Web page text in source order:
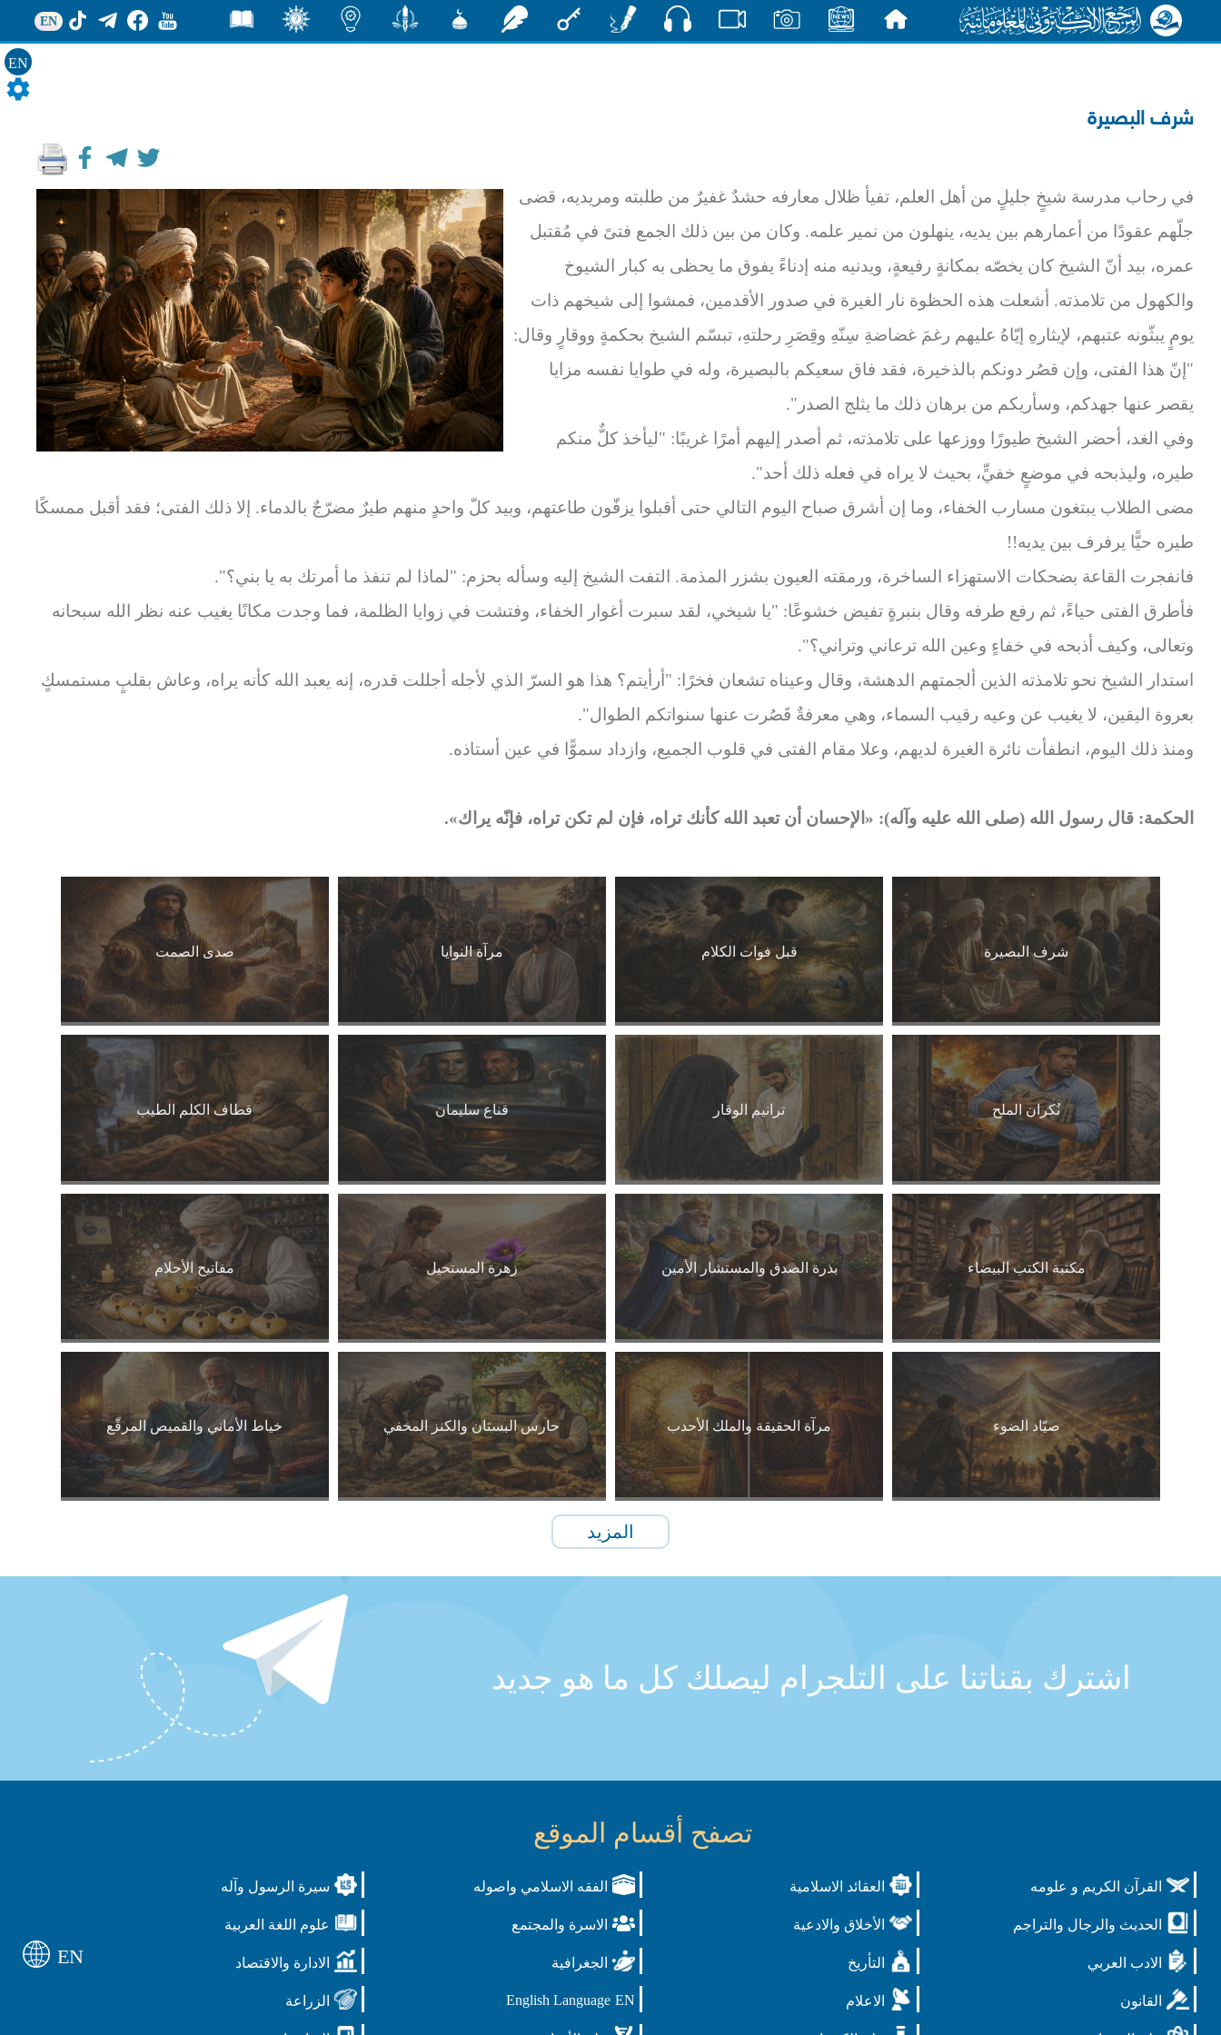
EN
EN
شرف البصيرة
في رحاب مدرسة شيخٍ جليلٍ من أهل العلم، تفيأ ظلال معارفه حشدٌ غفيرٌ من طلبته ومريديه، قضى
جلّهم عقودًا من أعمارهم بين يديه، ينهلون من نمير علمه. وكان من بين ذلك الجمع فتىً في مُقتبل
عمره، بيد أنّ الشيخ كان يخصّه بمكانةٍ رفيعةٍ، ويدنيه منه إدناءً يفوق ما يحظى به كبار الشيوخ
والكهول من تلامذته. أشعلت هذه الحظوة نار الغيرة في صدور الأقدمين، فمشوا إلى شيخهم ذات
يومٍ يبثّونه عتبهم، لإيثارهِ إيّاهُ عليهم رغمَ غضاضةِ سِنّهِ وقِصَرِ رحلتهِ، تبسّم الشيخ بحكمةٍ ووقارٍ وقال:
"إنّ هذا الفتى، وإن قصُر دونكم بالذخيرة، فقد فاق سعيكم بالبصيرة، وله في طوايا نفسه مزايا
يقصر عنها جهدكم، وسأريكم من برهان ذلك ما يثلج الصدر".
وفي الغد، أحضر الشيخ طيورًا ووزعها على تلامذته، ثم أصدر إليهم أمرًا غريبًا: "ليأخذ كلٌّ منكم
طيره، وليذبحه في موضعٍ خفيٍّ، بحيث لا يراه في فعله ذلك أحد".
مضى الطلاب يبتغون مسارب الخفاء، وما إن أشرق صباح اليوم التالي حتى أقبلوا يزفّون طاعتهم، وبيد كلّ واحدٍ منهم طيرٌ مضرّجٌ بالدماء. إلا ذلك الفتى؛ فقد أقبل ممسكًا
طيره حيًّا يرفرف بين يديه!!
فانفجرت القاعة بضحكات الاستهزاء الساخرة، ورمقته العيون بشزر المذمة. التفت الشيخ إليه وسأله بحزم: "لماذا لم تنفذ ما أمرتك به يا بني؟".
فأطرق الفتى حياءً، ثم رفع طرفه وقال بنبرةٍ تفيض خشوعًا: "يا شيخي، لقد سبرت أغوار الخفاء، وفتشت في زوايا الظلمة، فما وجدت مكانًا يغيب عنه نظر الله سبحانه
وتعالى، وكيف أذبحه في خفاءٍ وعين الله ترعاني وتراني؟".
استدار الشيخ نحو تلامذته الذين ألجمتهم الدهشة، وقال وعيناه تشعان فخرًا: "أرأيتم؟ هذا هو السرّ الذي لأجله أجللت قدره، إنه يعبد الله كأنه يراه، وعاش بقلبٍ مستمسكٍ
بعروة اليقين، لا يغيب عن وعيه رقيب السماء، وهي معرفةٌ قَصُرت عنها سنواتكم الطوال".
ومنذ ذلك اليوم، انطفأت نائرة الغيرة لديهم، وعلا مقام الفتى في قلوب الجميع، وازداد سموًّا في عين أستاذه.
الحكمة: قال رسول الله (صلى الله عليه وآله): «الإحسان أن تعبد الله كأنك تراه، فإن لم تكن تراه، فإنّه يراك».
شرف البصيرة قبل فوات الكلام مرآة النوايا صدى الصمت
نُكران الملح ترانيم الوقار قناع سليمان قطاف الكلم الطيب
مكتبة الكتب البيضاء بذرة الصدق والمستشار الأمين زهرة المستحيل مفاتيح الأحلام
صيّاد الضوء مرآة الحقيقة والملك الأحدب حارس البستان والكنز المخفي خياط الأماني والقميص المرقّع
المزيد
اشترك بقناتنا على التلجرام ليصلك كل ما هو جديد
تصفح أقسام الموقع
القرآن الكريم و علومه العقائد الاسلامية الفقه الاسلامي واصوله سيرة الرسول وآله
الحديث والرجال والتراجم الأخلاق والادعية الاسرة والمجتمع علوم اللغة العربية
الادب العربي التأريخ الجغرافية الادارة والاقتصاد
القانون الاعلام EN
English Language الزراعة
EN